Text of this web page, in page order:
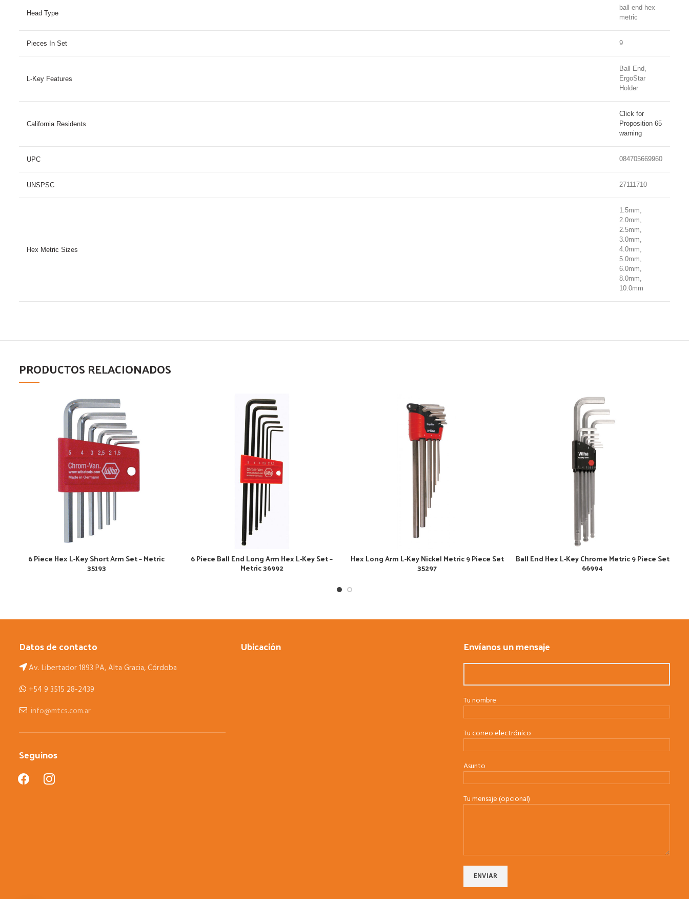
Head Type
ball end hex
metric
Pieces In Set 9
L-Key Features
Ball End,
ErgoStar
Holder
California Residents
Click for
Proposition 65
warning
UPC 084705669960
UNSPSC 27111710
Hex Metric Sizes
1.5mm,
2.0mm,
2.5mm,
3.0mm,
4.0mm,
5.0mm,
6.0mm,
8.0mm,
10.0mm
PRODUCTOS RELACIONADOS
6 Piece Hex L-Key Short Arm Set – Metric
35193
6 Piece Ball End Long Arm Hex L-Key Set –
Metric 36992
Hex Long Arm L-Key Nickel Metric 9 Piece Set
35297
Ball End Hex L-Key Chrome Metric 9 Piece Set
66994
Datos de contacto
Av. Libertador 1893 PA, Alta Gracia, Córdoba
+54 9 3515 28-2439
info@mtcs.com.ar
Seguinos
facebookinstagram
Ubicación Envíanos un mensaje
Tu nombre
Tu correo electrónico
Asunto
Tu mensaje (opcional)